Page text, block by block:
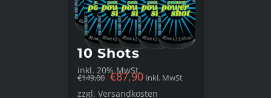
10 Shots
€149,00 €87,90 inkl. MwSt
inkl. 20% MwSt.
zzgl. Versandkosten